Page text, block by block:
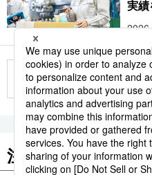
実
もっ
注目のキーワード